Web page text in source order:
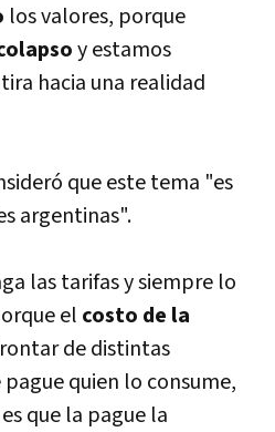
los valores, porque
y estamos
hacia una realidad
que este tema "es
argentinas".
las tarifas y siempre lo
el costo de la
de distintas
pague quien lo consume,
que la pague la